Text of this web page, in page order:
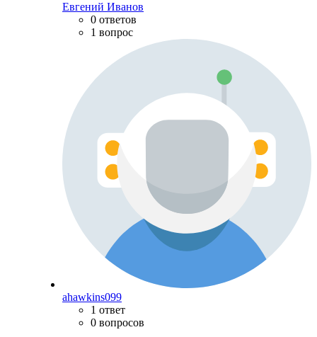
Евгений Иванов
0 ответов
1 вопрос
ahawkins099
1 ответ
0 вопросов